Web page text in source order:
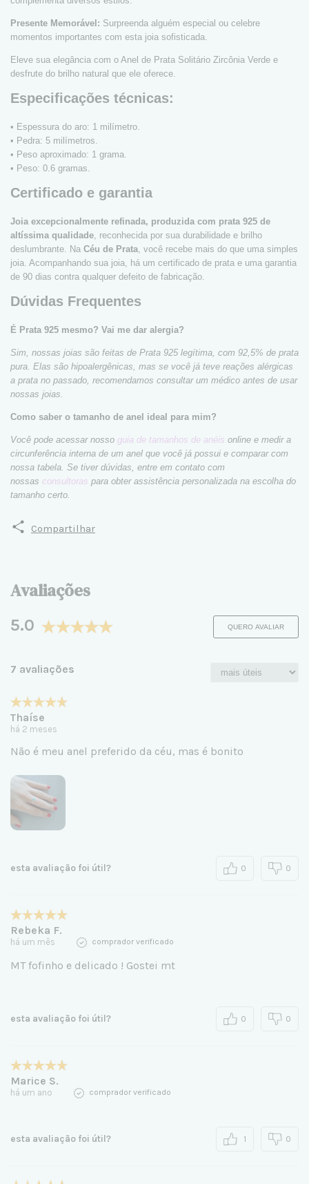
Presente Memorável: Surpreenda alguém especial ou celebre
momentos importantes com esta joia sofisticada.
Eleve sua elegância com o Anel de Prata Solitário Zircônia Verde e
desfrute do brilho natural que ele oferece.
Especificações técnicas:
• Espessura do aro: 1 milímetro.
• Pedra: 5 milímetros.
• Peso aproximado: 1 grama.
• Peso: 0.6 gramas.
Certificado e garantia
Joia excepcionalmente refinada, produzida com prata 925 de
altíssima qualidade , reconhecida por sua durabilidade e brilho
deslumbrante. Na Céu de Prata , você recebe mais do que uma simples
joia. Acompanhando sua joia, há um certificado de prata e uma garantia
de 90 dias contra qualquer defeito de fabricação.
Dúvidas Frequentes
É Prata 925 mesmo? Vai me dar alergia?
Sim, nossas joias são feitas de Prata 925 legítima, com 92,5% de prata
pura. Elas são hipoalergênicas, mas se você já teve reações alérgicas
a prata no passado, recomendamos consultar um médico antes de usar
nossas joias.
Como saber o tamanho de anel ideal para mim?
Você pode acessar nosso guia de tamanhos de anéis online e medir a
circunferência interna de um anel que você já possui e comparar com
nossa tabela. Se tiver dúvidas, entre em contato com
nossas consultoras para obter assistência personalizada na escolha do
tamanho certo.
Compartilhar
Avaliações
5.0 QUERO AVALIAR
7 avaliações
Thaíse
há 2 meses
Não é meu anel preferido da céu, mas é bonito
esta avaliação foi útil? 0 0
Rebeka F.
há um mês comprador verificado
MT fofinho e delicado ! Gostei mt
esta avaliação foi útil? 0 0
Marice S.
há um ano comprador verificado
esta avaliação foi útil? 1 0